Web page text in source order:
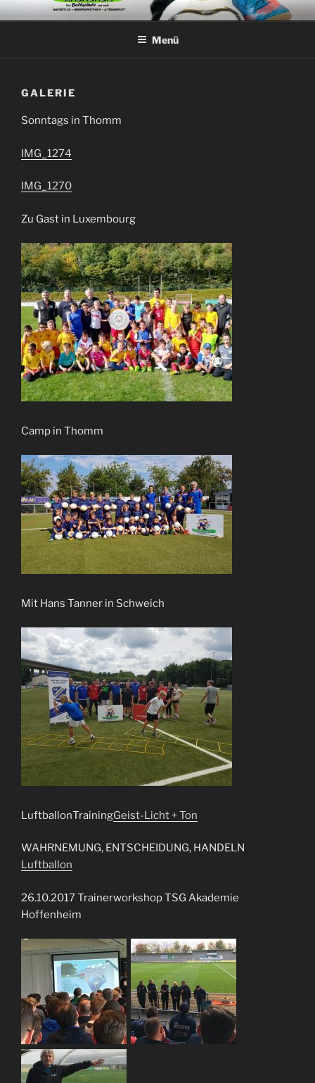
Zum
InhaltTECKNO-FUN
Sportspielspezifisch- Kognitiv – Basis für Spitzenleistung ist die
Menü
GALERIE
Sonntags in Thomm
IMG_1274
IMG_1270
Zu Gast in Luxembourg
Camp in Thomm
Mit Hans Tanner in Schweich
LuftballonTrainingGeist-Licht + Ton
WAHRNEMUNG, ENTSCHEIDUNG, HANDELN
Luftballon
26.10.2017 Trainerworkshop TSG Akademie
Hoffenheim